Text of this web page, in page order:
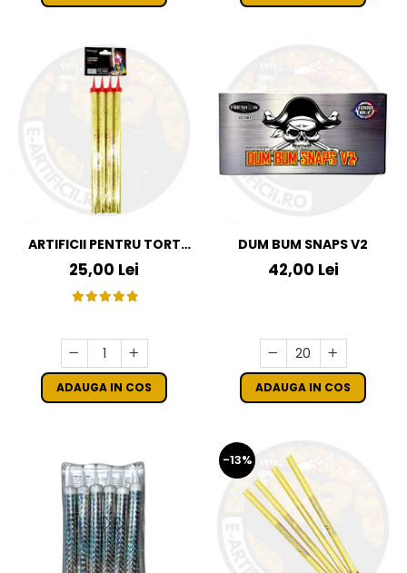
ARTIFICII PENTRU TORT
AURII 25 CM SET 4 BUC
25,00 Lei
ADAUGA IN COS
DUM BUM SNAPS V2
42,00 Lei
ADAUGA IN COS
-13%